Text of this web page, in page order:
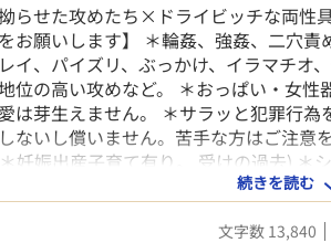
らせた攻めたち×ドライビッチな両性
お願いします】 ＊輪姦、強姦、二穴
イ、パイズリ、ぶっかけ、イラマチオ
位の高い攻めなど。 ＊おっぱい・女
は芽生えません。 ＊サラッと犯罪行
ないし償いません。苦手な方はご注意
妊娠出産子育て有り。 受けの過去) ＊
注意。 ＊軟禁、児童虐待、拘束、失禁
、嘔吐有り。 ＊攻め(モブ含む)の女性
続きを読む
文字数 13,840